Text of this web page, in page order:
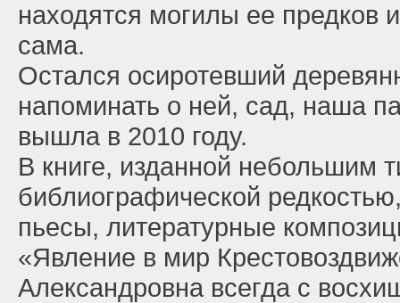
находятся могилы ее предков
сама.
Остался осиротевший
напоминать о ней, сад, наша
вышла в 2010 году.
В книге, изданной небольшим
библиографической
пьесы, литературные
«Явление в мир
Александровна всегда с